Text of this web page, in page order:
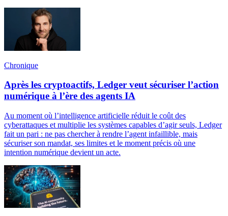
Chronique
Après les cryptoactifs, Ledger veut sécuriser l’action
numérique à l’ère des agents IA
Au moment où l’intelligence artificielle réduit le coût des
cyberattaques et multiplie les systèmes capables d’agir seuls, Ledger
fait un pari : ne pas chercher à rendre l’agent infaillible, mais
sécuriser son mandat, ses limites et le moment précis où une
intention numérique devient un acte.